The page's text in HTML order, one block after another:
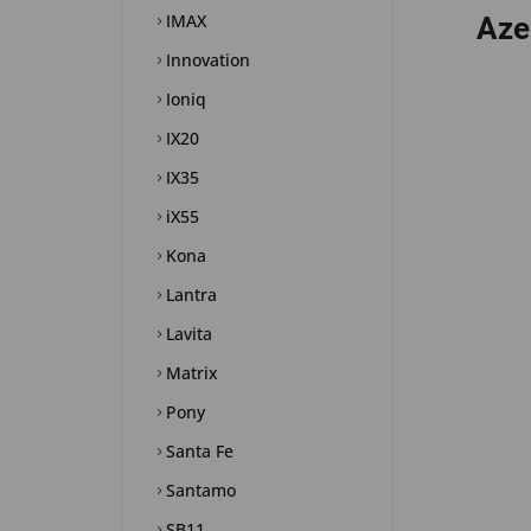
IMAX
Innovation
Ioniq
IX20
IX35
iX55
Kona
Lantra
Lavita
Matrix
Pony
Santa Fe
Santamo